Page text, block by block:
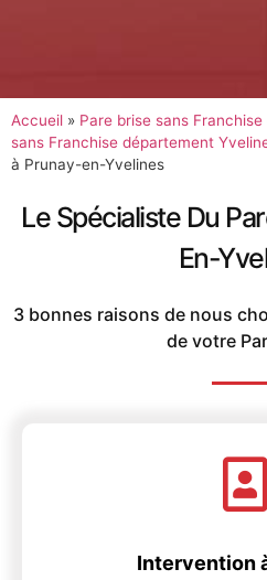
Accueil » Pare brise sans
sans Franchise département
à Prunay-en-Yvelines
Le Spécialiste Du
En-
3 bonnes raisons de nous
de votre
Intervention